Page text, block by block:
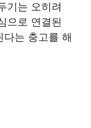
기는 오히려
으로 연결된
는 충고를 해